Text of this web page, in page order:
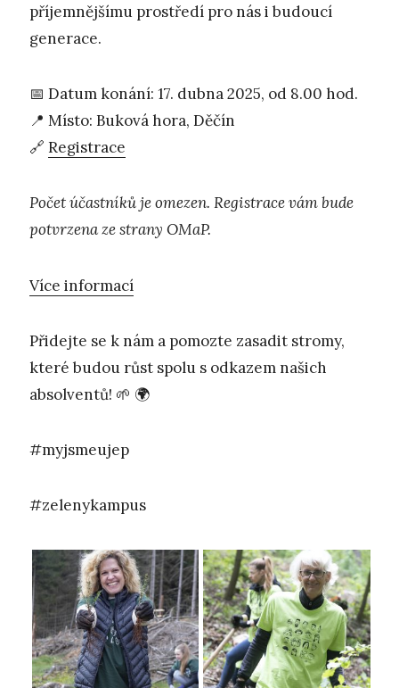
příjemnějšímu prostředí pro nás i budoucí
generace.
📅 Datum konání: 17. dubna 2025, od 8.00 hod.
📍 Místo: Buková hora, Děčín
🔗 Registrace
Počet účastníků je omezen. Registrace vám bude
potvrzena ze strany OMaP.
Více informací
Přidejte se k nám a pomozte zasadit stromy,
které budou růst spolu s odkazem našich
absolventů! 🌱 🌍
#myjsmeujep
#zelenykampus